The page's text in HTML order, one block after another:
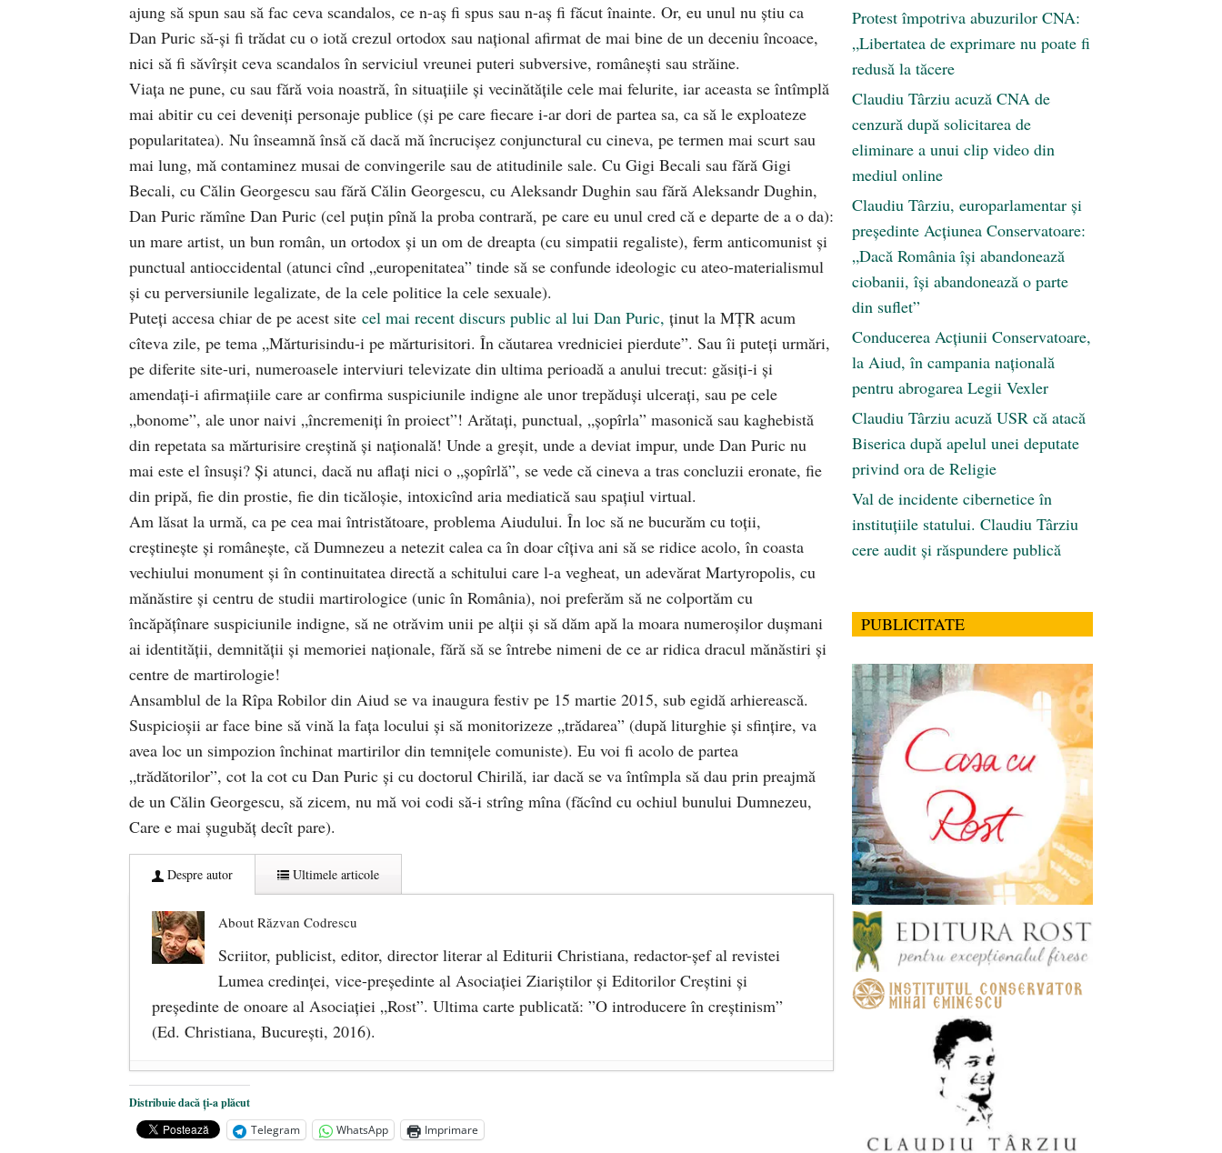
ajung să spun sau să fac ceva scandalos, ce n-aș fi spus sau n-aș fi făcut înainte. Or, eu unul nu știu ca
Dan Puric să-și fi trădat cu o iotă crezul ortodox sau național afirmat de mai bine de un deceniu încoace,
nici să fi săvîrșit ceva scandalos în serviciul vreunei puteri subversive, românești sau străine.
Viața ne pune, cu sau fără voia noastră, în situațiile și vecinătățile cele mai felurite, iar aceasta se întîmplă
mai abitir cu cei deveniți personaje publice (și pe care fiecare i-ar dori de partea sa, ca să le exploateze
popularitatea). Nu înseamnă însă că dacă mă încrucișez conjunctural cu cineva, pe termen mai scurt sau
mai lung, mă contaminez musai de convingerile sau de atitudinile sale. Cu Gigi Becali sau fără Gigi
Becali, cu Călin Georgescu sau fără Călin Georgescu, cu Aleksandr Dughin sau fără Aleksandr Dughin,
Dan Puric rămîne Dan Puric (cel puțin pînă la proba contrară, pe care eu unul cred că e departe de a o da):
un mare artist, un bun român, un ortodox și un om de dreapta (cu simpatii regaliste), ferm anticomunist și
punctual antioccidental (atunci cînd „europenitatea” tinde să se confunde ideologic cu ateo-materialismul
și cu perversiunile legalizate, de la cele politice la cele sexuale).
Puteți accesa chiar de pe acest site cel mai recent discurs public al lui Dan Puric, ținut la MŢR acum
cîteva zile, pe tema „Mărturisindu-i pe mărturisitori. În căutarea vredniciei pierdute”. Sau îi puteți urmări,
pe diferite site-uri, numeroasele interviuri televizate din ultima perioadă a anului trecut: găsiți-i și
amendați-i afirmațiile care ar confirma suspiciunile indigne ale unor trepăduși ulcerați, sau pe cele
„bonome”, ale unor naivi „încremeniți în proiect”! Arătați, punctual, „șopîrla” masonică sau kaghebistă
din repetata sa mărturisire creștină și națională! Unde a greșit, unde a deviat impur, unde Dan Puric nu
mai este el însuși? Și atunci, dacă nu aflați nici o „șopîrlă”, se vede că cineva a tras concluzii eronate, fie
din pripă, fie din prostie, fie din ticăloșie, intoxicînd aria mediatică sau spațiul virtual.
Am lăsat la urmă, ca pe cea mai întristătoare, problema Aiudului. În loc să ne bucurăm cu toții,
creștinește și românește, că Dumnezeu a netezit calea ca în doar cîțiva ani să se ridice acolo, în coasta
vechiului monument și în continuitatea directă a schitului care l-a vegheat, un adevărat Martyropolis, cu
mănăstire și centru de studii martirologice (unic în România), noi preferăm să ne colportăm cu
încăpățînare suspiciunile indigne, să ne otrăvim unii pe alții și să dăm apă la moara numeroșilor dușmani
ai identității, demnității și memoriei naționale, fără să se întrebe nimeni de ce ar ridica dracul mănăstiri și
centre de martirologie!
Ansamblul de la Rîpa Robilor din Aiud se va inaugura festiv pe 15 martie 2015, sub egidă arhierească.
Suspicioșii ar face bine să vină la fața locului și să monitorizeze „trădarea” (după liturghie și sfințire, va
avea loc un simpozion închinat martirilor din temnițele comuniste). Eu voi fi acolo de partea
„trădătorilor”, cot la cot cu Dan Puric și cu doctorul Chirilă, iar dacă se va întîmpla să dau prin preajmă
de un Călin Georgescu, să zicem, nu mă voi codi să-i strîng mîna (făcînd cu ochiul bunului Dumnezeu,
Care e mai șugubăț decît pare).
Despre autor Ultimele articole
About Răzvan Codrescu
Scriitor, publicist, editor, director literar al Editurii Christiana, redactor-şef al revistei
Lumea credinţei, vice-preşedinte al Asociaţiei Ziariştilor şi Editorilor Creştini şi
preşedinte de onoare al Asociaţiei „Rost”. Ultima carte publicată: ”O introducere în creștinism”
(Ed. Christiana, Bucureşti, 2016).
DANA KONYA-PETRIȘOR, ÎNTRU VEȘNICĂ POMENIRE
ÎNĂLȚATU-S-A! - 28 mai 2020
Sic credo – Francisco Franco (1892-1975) - 25 octombrie 2019
Distribuie dacă ți-a plăcut
Telegram
WhatsApp Imprimare
Protest împotriva abuzurilor CNA:
„Libertatea de exprimare nu poate fi
redusă la tăcere
Claudiu Târziu acuză CNA de
cenzură după solicitarea de
eliminare a unui clip video din
mediul online
Claudiu Târziu, europarlamentar și
președinte Acțiunea Conservatoare:
„Dacă România își abandonează
ciobanii, își abandonează o parte
din suflet”
Conducerea Acțiunii Conservatoare,
la Aiud, în campania națională
pentru abrogarea Legii Vexler
Claudiu Târziu acuză USR că atacă
Biserica după apelul unei deputate
privind ora de Religie
Val de incidente cibernetice în
instituțiile statului. Claudiu Târziu
cere audit și răspundere publică
PUBLICITATE